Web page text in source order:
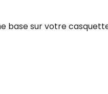
base sur votre